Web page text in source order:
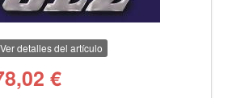
Ver detalles del artículo
€